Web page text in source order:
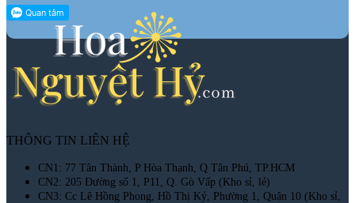
THÔNG TIN LIÊN HỆ
CN1: 77 Tân Thành, P Hòa Thạnh, Q Tân Phú, TP.HCM
CN2: 205 Đường số 1, P11, Q. Gò Vấp (Kho sỉ, lẻ)
CN3: Cc Lê Hồng Phong, Hồ Thị Kỷ, Phường 1, Quận 10 (Kho sỉ,